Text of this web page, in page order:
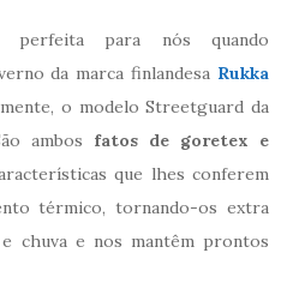
perfeita para nós quando
da marca finlandesa Rukka
o modelo Streetguard da
ambos fatos de goretex e
que lhes conferem
térmico, tornando-os extra
chuva e nos mantêm prontos